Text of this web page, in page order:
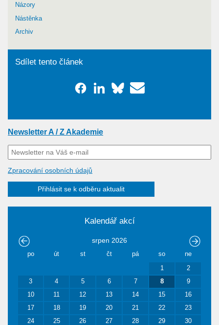
Názory
Nástěnka
Archiv
Sdílet tento článek
Newsletter A / Z Akademie
Zpracování osobních údajů
Přihlásit se k odběru aktualit
Kalendář akcí
srpen 2026
po út st čt pá so ne
1
2
3
4 5 6 7 8
9
10
11 12 13 14 15
16
17
18 19 20 21 22
23
24
25 26 27 28 29
30